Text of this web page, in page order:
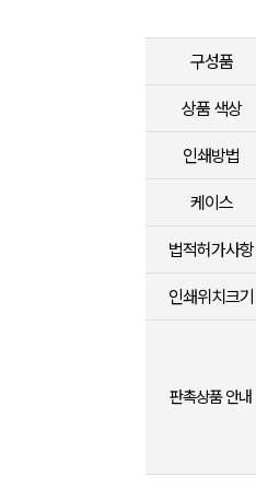
구성품
상품 색상
인쇄방법
케이스
법적허가사항
인쇄위치크기
판촉상품 안내